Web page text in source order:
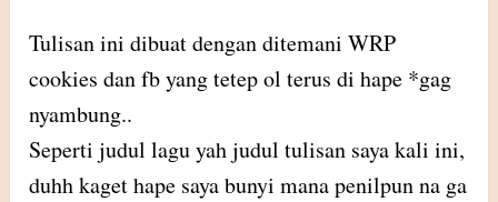
Tulisan ini dibuat dengan ditemani WRP
cookies dan fb yang tetep ol terus di hape *gag
nyambung..
Seperti judul lagu yah judul tulisan saya kali ini,
duhh kaget hape saya bunyi mana penilpun na ga